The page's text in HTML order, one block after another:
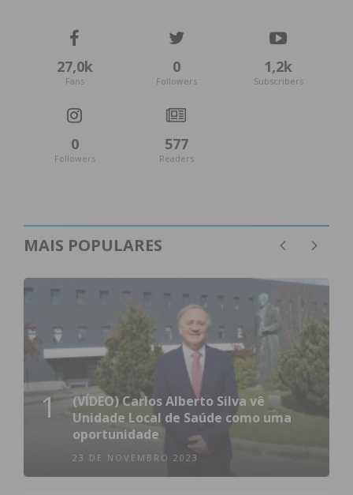
27,0k
Fans
0
Followers
1,2k
Subscribers
0
Followers
577
Readers
MAIS POPULARES
1
(VÍDEO) Carlos Alberto Silva vê
Unidade Local de Saúde como uma
oportunidade
23 DE NOVEMBRO 2023